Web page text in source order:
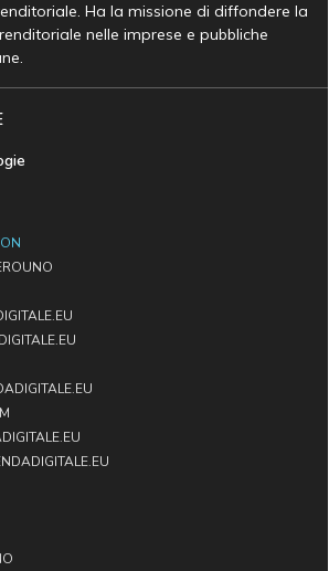
Ha la missione di diffondere la
nelle imprese e pubbliche